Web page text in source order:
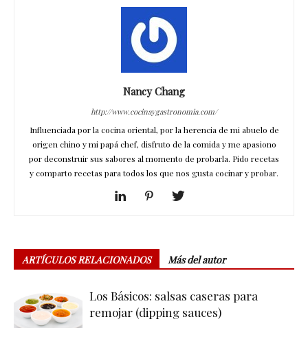
Nancy Chang
http://www.cocinaygastronomia.com/
Influenciada por la cocina oriental, por la herencia de mi abuelo de
origen chino y mi papá chef, disfruto de la comida y me apasiono
por deconstruir sus sabores al momento de probarla. Pido recetas
y comparto recetas para todos los que nos gusta cocinar y probar.
ARTÍCULOS RELACIONADOS Más del autor
Los Básicos: salsas caseras para
remojar (dipping sauces)